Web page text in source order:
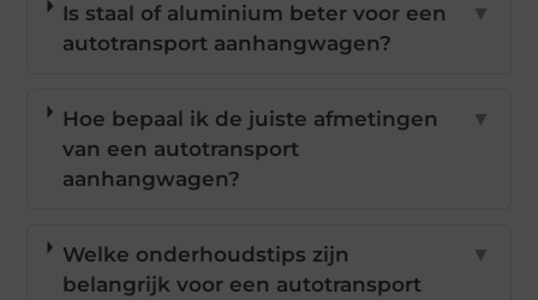
Is staal of aluminium beter voor een
autotransport aanhangwagen?
▼
Hoe bepaal ik de juiste afmetingen
van een autotransport
aanhangwagen?
▼
Welke onderhoudstips zijn
belangrijk voor een autotransport
▼